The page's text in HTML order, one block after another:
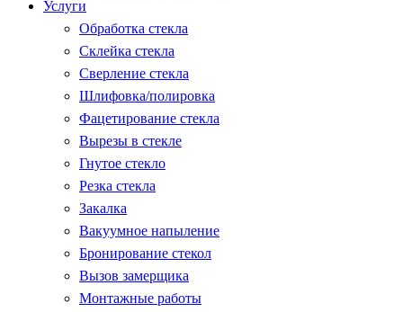
Услуги
Обработка стекла
Склейка стекла
Сверление стекла
Шлифовка/полировка
Фацетирование стекла
Вырезы в стекле
Гнутое стекло
Резка стекла
Закалка
Вакуумное напыление
Бронирование стекол
Вызов замерщика
Монтажные работы